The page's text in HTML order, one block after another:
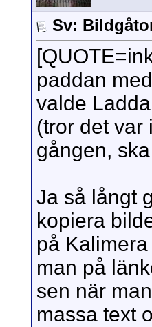
Sv:
paddan
valde
(tror det var
gången,
Ja så långt
kopiera
på
man på
sen när
massa text